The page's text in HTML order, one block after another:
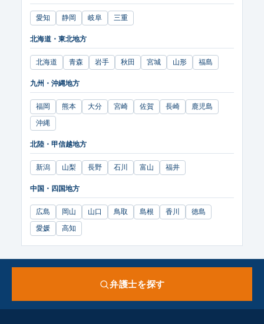
愛知 静岡 岐阜 三重
北海道・東北地方
北海道 青森 岩手 秋田 宮城 山形 福島
九州・沖縄地方
福岡 熊本 大分 宮崎 佐賀 長崎
鹿児島
沖縄
北陸・甲信越地方
新潟 山梨 長野 石川 富山 福井
中国・四国地方
広島 岡山 山口 鳥取 島根 香川
徳島
愛媛
高知
弁護士を探す